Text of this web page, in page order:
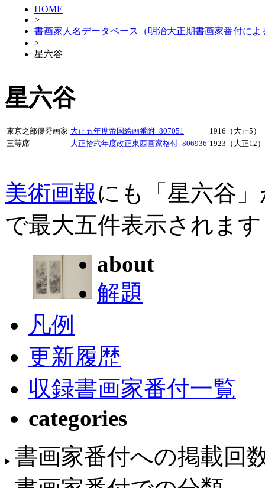
HOME
>
書画家人名データベース（明治大正期書画家番付によ
>
星六谷
星六谷
東京之部優秀画家 大正五年度帝国絵画番附_807051
1916（大正5）
三等席
大正拾弐年度改正東西画家格付_806936 1923（大正12）
美術画報にも「星六谷
で最大五件表示されま
about
解題
凡例
更新履歴
収録書画家番付一覧
categories
書画家番付への掲載回